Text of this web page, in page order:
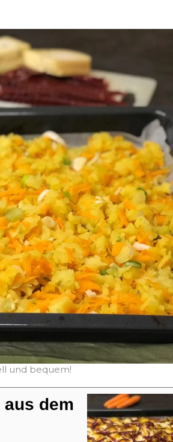
und bequem!
dem